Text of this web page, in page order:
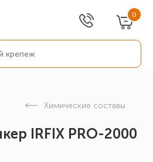
0
Химические составы
IRFIX PRO-2000